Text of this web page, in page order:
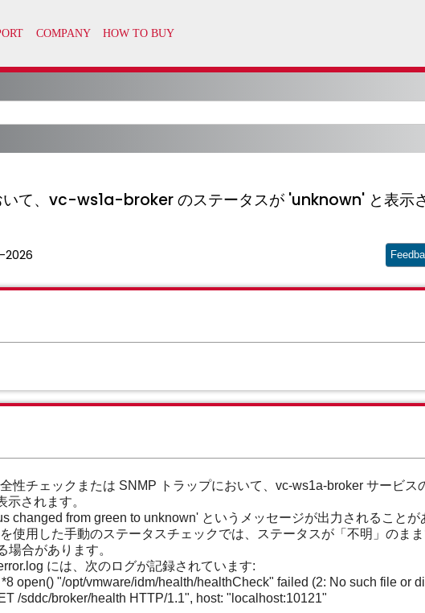
て、vc-ws1a-broker のステータスが 'unknown' と表示
性チェックまたは SNMP トラップにおいて、vc-ws1a-broker サービス
されます。
changed from green to unknown' というメッセージが出力されることが
使用した手動のステータスチェックでは、ステータスが「不明」のま
場合があります。
には、次のログが記録されています:
open() "/opt/vmware/idm/health/healthCheck" failed (2: No such file or
/sddc/broker/health HTTP/1.1", host: "localhost:10121"